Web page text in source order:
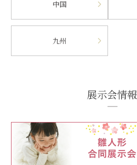
中国
九州
展示会情報